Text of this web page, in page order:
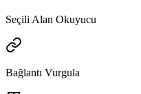
Seçili Alan Okuyucu
Bağlantı Vurgula